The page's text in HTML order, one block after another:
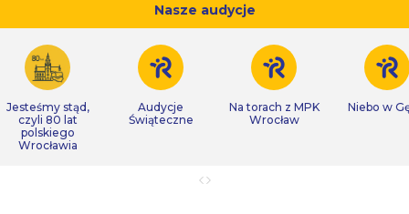
Nasze audycje
Jesteśmy stąd,
czyli 80 lat
polskiego
Wrocławia
Audycje
Świąteczne
Na torach z MPK
Wrocław
Niebo w